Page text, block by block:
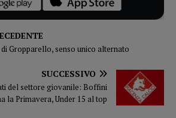
Gropparello, senso unico alternato
SUCCESSIVO
del settore giovanile: Boffini
la Primavera, Under 15 al top